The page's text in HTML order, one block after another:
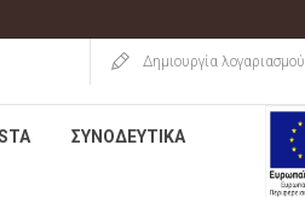
Δημιoυργία λογαριασμού
ΣΥΝΟΔΕΥΤΙΚΆ